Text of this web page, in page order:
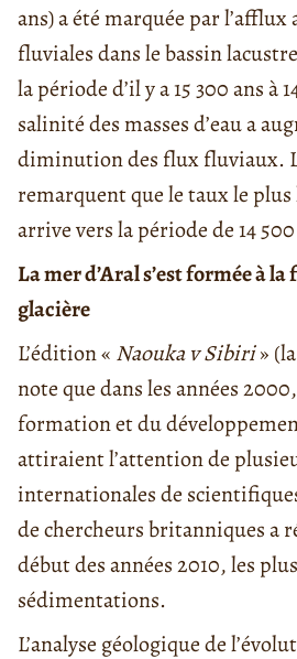
ans) a été marquée par
fluviales dans le bassin
la périoded’il y a 15 300 ans à
salinité des masses d’eau a
diminution des fluxfluviaux.
remarquent que le taux le
arrive vers lapériode de 14
La mer d’Aral s’est formée à
glacière
L’édition « Naouka v Sibiri»
note que dans les années
formation et du
attiraient l’attention de
internationales de
de chercheurs britanniques a
début des années 2010, les
sédimentations.
L’analyse géologique de